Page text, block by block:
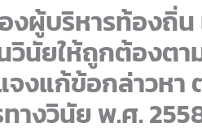
งผู้บริหารท้องถิ่
วินัยให้ถูกต้องต
จงแก้ข้อกล่าวหา
ทางวินัย พ.ศ.